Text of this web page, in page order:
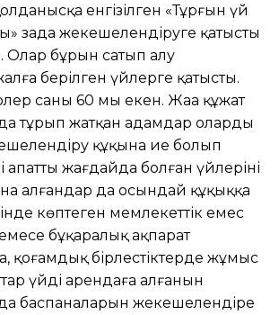
енгізілген «Тұрғын үй
заңда жекешелендіруге қатысты
Олар бұрын сатып алу
берілген үйлерге қатысты.
саны 60 мың екен. Жаңа құжат
тұрып жатқан адамдар оларды
құқына ие болып
апатты жағдайда болған үйлерінің
алғандар да осындай құқыққа
көптеген мемлекеттік емес
бұқаралық ақпарат
қоғамдық бірлестіктерде жұмыс
үйді арендаға алғанын
да баспаналарын жекешелендіре